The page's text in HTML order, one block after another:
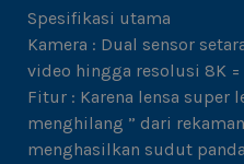
Spesifikasi utama
Kamera : Dual sensor
video hingga resolusi 8K
Fitur : Karena lensa super
menghilang ” dari
menghasilkan sudut